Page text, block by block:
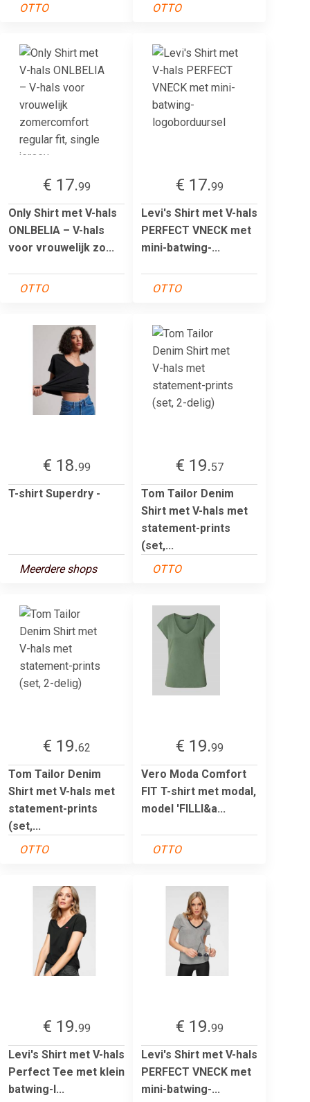
OTTO OTTO
€ 17.99
Only Shirt met V-hals
ONLBELIA – V-hals
voor vrouwelijk zo...
OTTO
€ 17.99
Levi's Shirt met V-hals
PERFECT VNECK met
mini-batwing-...
OTTO
€ 18.99
T-shirt Superdry -
Meerdere shops
€ 19.57
Tom Tailor Denim
Shirt met V-hals met
statement-prints
(set,...
OTTO
€ 19.62
Tom Tailor Denim
Shirt met V-hals met
statement-prints
(set,...
OTTO
€ 19.99
Vero Moda Comfort
FIT T-shirt met modal,
model 'FILLI&a...
OTTO
€ 19.99
Levi's Shirt met V-hals
Perfect Tee met klein
batwing-l...
€ 19.99
Levi's Shirt met V-hals
PERFECT VNECK met
mini-batwing-...